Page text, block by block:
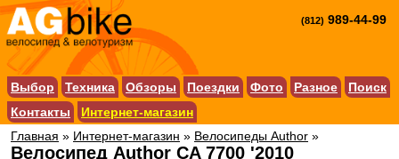
(812) 989-44-99
Выбор Техника Обзоры Поездки Фото Разное
Поиск
Контакты
Интернет-магазин
Главная » Интернет-магазин » Велосипеды Author »
Велосипед Author CA 7700 '2010